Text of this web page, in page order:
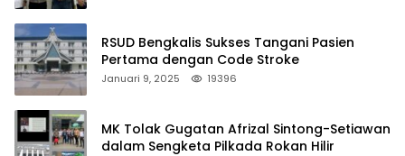
RSUD Bengkalis Sukses Tangani Pasien
Pertama dengan Code Stroke
Januari 9, 2025 19396
MK Tolak Gugatan Afrizal Sintong-Setiawan
dalam Sengketa Pilkada Rokan Hilir